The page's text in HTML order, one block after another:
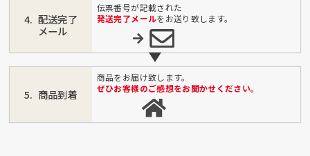
配送完了
メール
伝票番号が記載された
発送完了メールをお送り致します。
商品到着
商品をお届け致します。
ぜひお客様のご感想をお聞かせください。